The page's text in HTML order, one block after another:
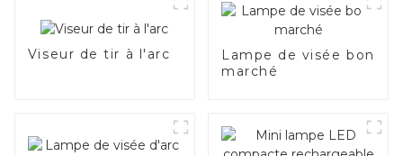
Viseur de tir à l'arc
Lampe de visée bon
marché